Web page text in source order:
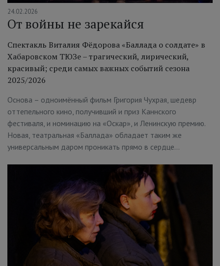
24.02.2026
От войны не зарекайся
Спектакль Виталия Фёдорова «Баллада о солдате» в
Хабаровском ТЮЗе – трагический, лирический,
красивый; среди самых важных событий сезона
2025/2026
Основа – одноимённый фильм Григория Чухрая, шедевр
оттепельного кино, получивший и приз Каннского
фестиваля, и номинацию на «Оскар», и Ленинскую премию.
Новая, театральная «Баллада» обладает таким же
универсальным даром проникать прямо в сердце…